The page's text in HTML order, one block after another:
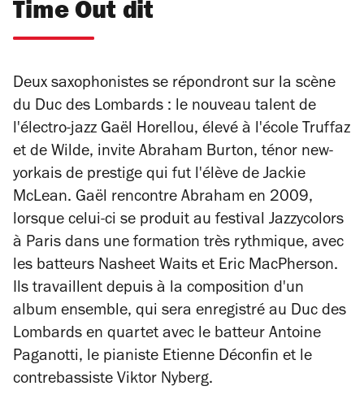
Time Out dit
Deux saxophonistes se répondront sur la scène
du Duc des Lombards : le nouveau talent de
l'électro-jazz Gaël Horellou, élevé à l'école Truffaz
et de Wilde, invite Abraham Burton, ténor new-
yorkais de prestige qui fut l'élève de Jackie
McLean. Gaël rencontre Abraham en 2009,
lorsque celui-ci se produit au festival Jazzycolors
à Paris dans une formation très rythmique, avec
les batteurs Nasheet Waits et Eric MacPherson.
Ils travaillent depuis à la composition d'un
album ensemble, qui sera enregistré au Duc des
Lombards en quartet avec le batteur Antoine
Paganotti, le pianiste Etienne Déconfin et le
contrebassiste Viktor Nyberg.